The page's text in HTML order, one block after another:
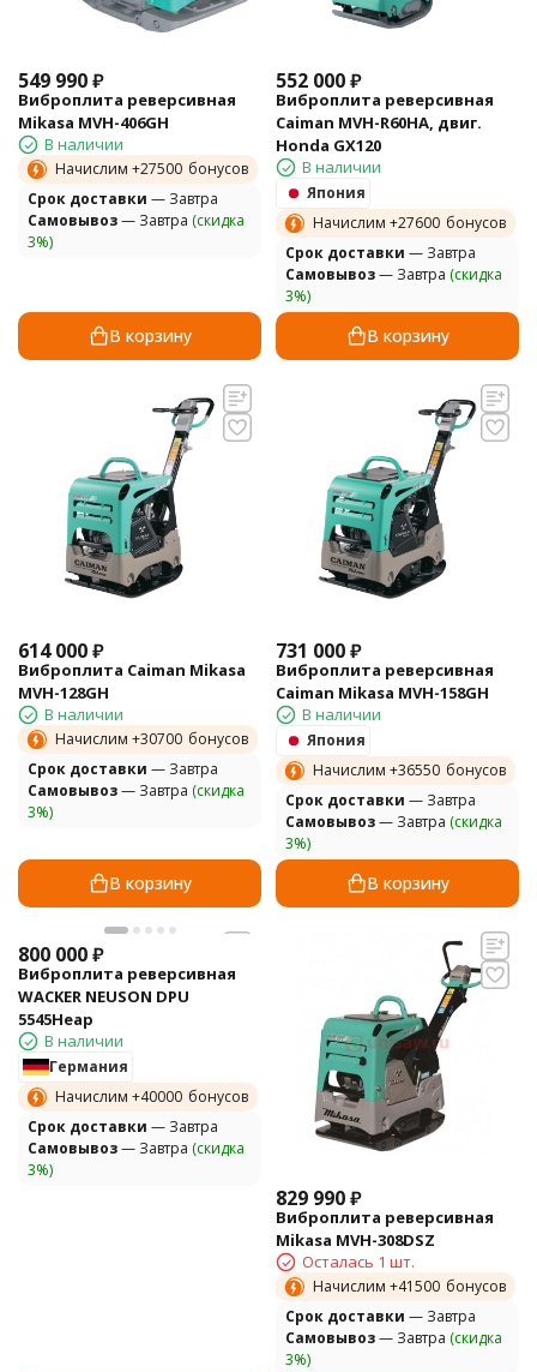
549 990₽
Виброплита реверсивная
Mikasa MVH-406GH
В наличии
Начислим +27500 бонусов
Cрок доставки — Завтра
Самовывоз— Завтра (скидка
3%)
В корзину
552 000₽
Виброплита реверсивная
Caiman MVH-R60HA, двиг.
Honda GX120
В наличии
Япония
Начислим +27600 бонусов
Cрок доставки — Завтра
Самовывоз— Завтра (скидка
3%)
В корзину
614 000₽
Виброплита Caiman Mikasa
MVH-128GH
В наличии
Начислим +30700 бонусов
Cрок доставки — Завтра
Самовывоз— Завтра (скидка
3%)
В корзину
731 000₽
Виброплита реверсивная
Caiman Mikasa MVH-158GH
В наличии
Япония
Начислим +36550 бонусов
Cрок доставки — Завтра
Самовывоз— Завтра (скидка
3%)
В корзину
800 000₽
Виброплита реверсивная
WACKER NEUSON DPU
5545Heap
В наличии
Германия
Начислим +40000 бонусов
Cрок доставки — Завтра
Самовывоз— Завтра (скидка
3%)
829 990₽
Виброплита реверсивная
Mikasa MVH-308DSZ
Осталась 1 шт.
Начислим +41500 бонусов
Cрок доставки — Завтра
Самовывоз— Завтра (скидка
3%)